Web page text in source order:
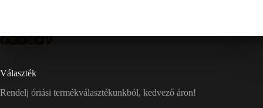
Választék
Rendelj óriási termékválasztékunkból, kedvező áron!